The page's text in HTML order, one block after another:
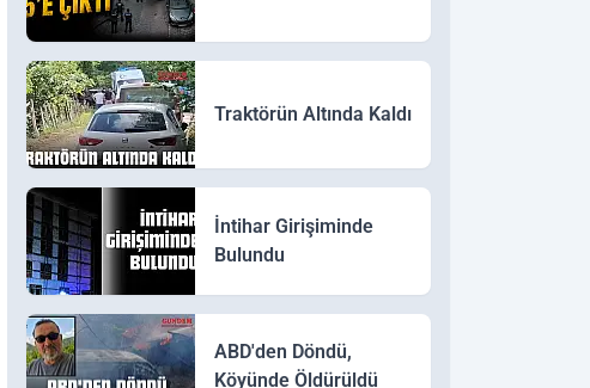
Traktörün Altında Kaldı
İntihar Girişiminde
Bulundu
ABD'den Döndü,
Köyünde Öldürüldü